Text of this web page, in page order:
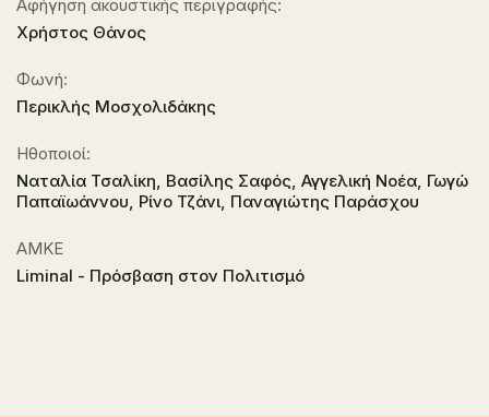
Αφήγηση ακουστικής περιγραφής:
Χρήστος Θάνος
Φωνή:
Περικλής Μοσχολιδάκης
Ηθοποιοί:
Ναταλία Τσαλίκη, Βασίλης Σαφός, Αγγελική Νοέα, Γωγώ
Παπαϊωάννου, Ρίνο Τζάνι, Παναγιώτης Παράσχου
ΑΜΚΕ
Liminal - Πρόσβαση στον Πολιτισμό